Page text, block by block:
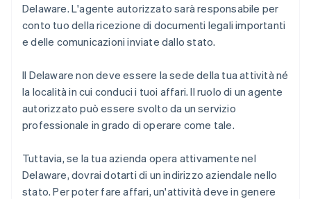
Delaware. L'agente autorizzato sarà responsabile per
conto tuo della ricezione di documenti legali importanti
e delle comunicazioni inviate dallo stato.
Il Delaware non deve essere la sede della tua attività né
la località in cui conduci i tuoi affari. Il ruolo di un agente
autorizzato può essere svolto da un servizio
professionale in grado di operare come tale.
Tuttavia, se la tua azienda opera attivamente nel
Delaware, dovrai dotarti di un indirizzo aziendale nello
stato. Per poter fare affari, un'attività deve in genere